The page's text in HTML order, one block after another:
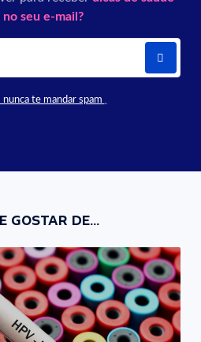
seu e-mail?
te mandar spam
GOSTAR DE...